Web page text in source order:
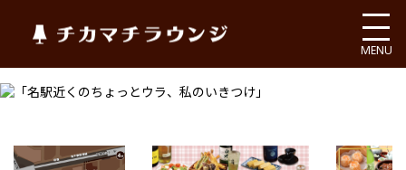
チカマチラウンジ
MENU